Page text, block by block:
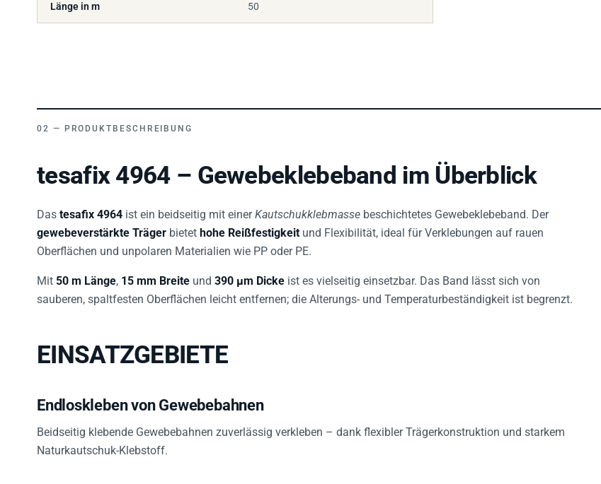
Länge in m 50
PRODUKTBESCHREIBUNG
tesafix 4964 – Gewebeklebeband im Überblick
Das tesafix 4964 ist ein beidseitig mit einerKautschukklebmasse beschichtetes Gewebeklebeband. Der
gewebeverstärkte Träger bietet hohe Reißfestigkeit und Flexibilität, ideal für Verklebungen auf rauen
Oberflächen und unpolaren Materialien wie PP oder PE.
Mit 50 m Länge, 15 mm Breite und 390 µm Dicke ist es vielseitig einsetzbar. Das Band lässt sich von
sauberen, spaltfesten Oberflächen leicht entfernen; die Alterungs- und Temperaturbeständigkeit ist begrenzt.
EINSATZGEBIETE
Endloskleben von Gewebebahnen
Beidseitig klebende Gewebebahnen zuverlässig verkleben – dank flexibler Trägerkonstruktion und starkem
Naturkautschuk-Klebstoff.